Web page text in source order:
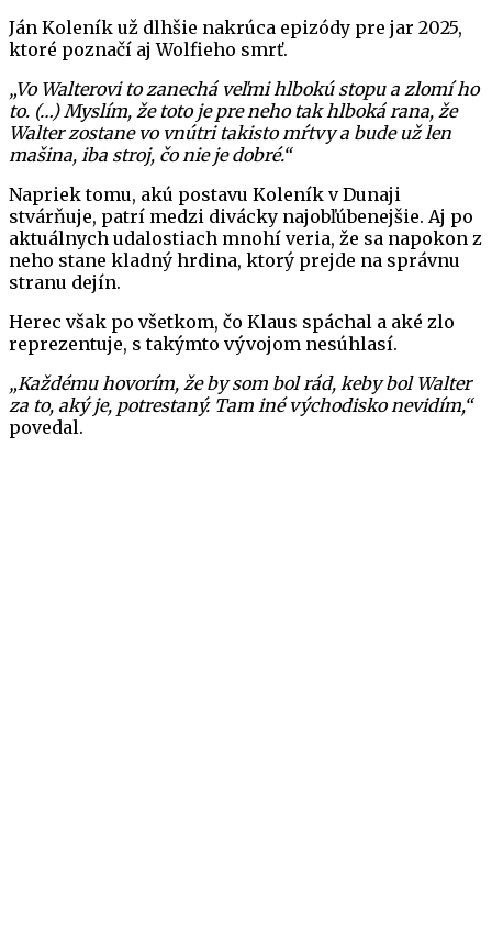
Ján Koleník už dlhšie nakrúca epizódy pre jar 2025,
ktoré poznačí aj Wolfieho smrť.
„Vo Walterovi to zanechá veľmi hlbokú stopu a zlomí ho
to. (…) Myslím, že toto je pre neho tak hlboká rana, že
Walter zostane vo vnútri takisto mŕtvy a bude už len
mašina, iba stroj, čo nie je dobré.“
Napriek tomu, akú postavu Koleník v Dunaji
stvárňuje, patrí medzi divácky najobľúbenejšie. Aj po
aktuálnych udalostiach mnohí veria, že sa napokon z
neho stane kladný hrdina, ktorý prejde na správnu
stranu dejín.
Herec však po všetkom, čo Klaus spáchal a aké zlo
reprezentuje, s takýmto vývojom nesúhlasí.
„Každému hovorím, že by som bol rád, keby bol Walter
za to, aký je, potrestaný. Tam iné východisko nevidím,“
povedal.